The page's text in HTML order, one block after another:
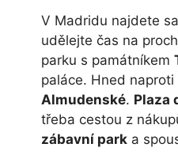
V Madridu najdete
udělejte čas na
parku s památníkem
paláce. Hned
Almudenské. Plaza
třeba cestou z
zábavní park a